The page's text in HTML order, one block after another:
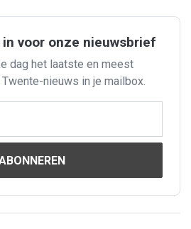
voor onze nieuwsbrief
dag het laatste en meest
nieuws in je mailbox.